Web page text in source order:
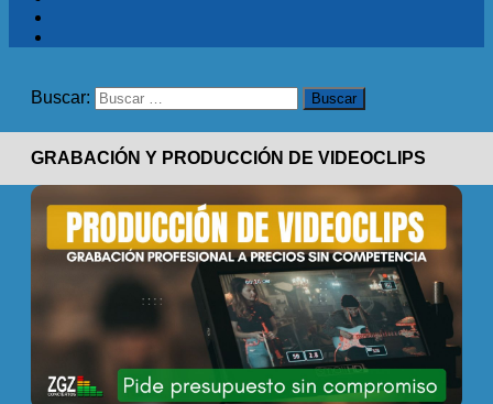
Buscar:
GRABACIÓN Y PRODUCCIÓN DE VIDEOCLIPS